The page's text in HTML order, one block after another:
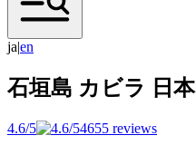
ja|en
石垣島 カビラ 日本
4.6/5 4655 reviews